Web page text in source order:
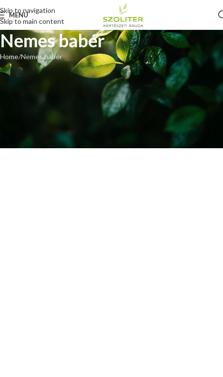
Skip to navigation
Skip to main content
MENU
Nemes babér
Home Nemes babér